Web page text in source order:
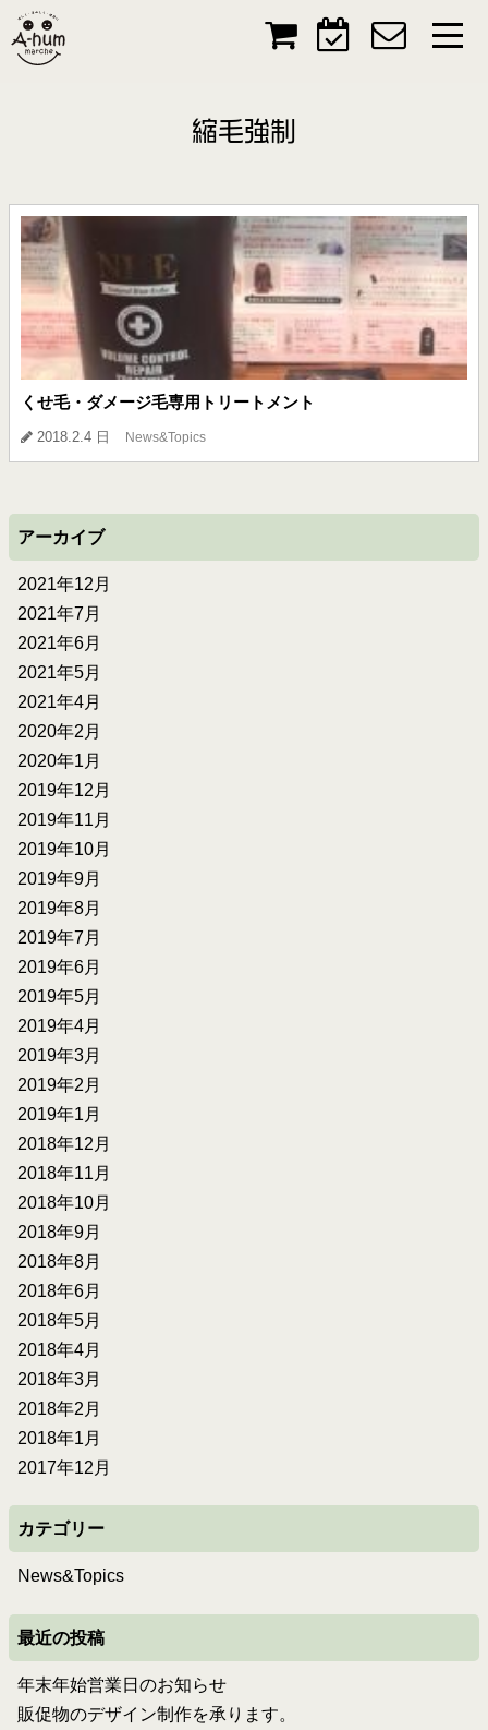
縮毛強制
くせ毛・ダメージ毛専用トリートメント
2018.2.4 日 News&Topics
アーカイブ
2021年12月
2021年7月
2021年6月
2021年5月
2021年4月
2020年2月
2020年1月
2019年12月
2019年11月
2019年10月
2019年9月
2019年8月
2019年7月
2019年6月
2019年5月
2019年4月
2019年3月
2019年2月
2019年1月
2018年12月
2018年11月
2018年10月
2018年9月
2018年8月
2018年6月
2018年5月
2018年4月
2018年3月
2018年2月
2018年1月
2017年12月
カテゴリー
News&Topics
最近の投稿
年末年始営業日のお知らせ
販促物のデザイン制作を承ります。